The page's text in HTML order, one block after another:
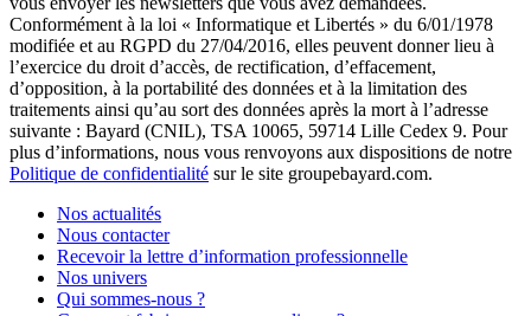
Conformément à la loi « Informatique et Libertés » du 6/01/1978
modifiée et au RGPD du 27/04/2016, elles peuvent donner lieu à
l’exercice du droit d’accès, de rectification, d’effacement,
d’opposition, à la portabilité des données et à la limitation des
traitements ainsi qu’au sort des données après la mort à l’adresse
suivante : Bayard (CNIL), TSA 10065, 59714 Lille Cedex 9. Pour
plus d’informations, nous vous renvoyons aux dispositions de notre
Politique de confidentialité sur le site groupebayard.com.
Nos actualités
Nous contacter
Recevoir la lettre d’information professionnelle
Nos univers
Qui sommes-nous ?